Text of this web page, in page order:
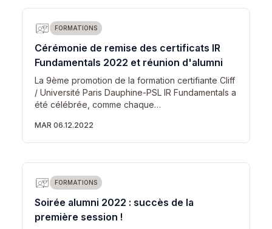
FORMATIONS
Cérémonie de remise des certificats IR
Fundamentals 2022 et réunion d'alumni
La 9ème promotion de la formation certifiante Cliff
/ Université Paris Dauphine-PSL IR Fundamentals a
été célébrée, comme chaque…
MAR 06.12.2022
FORMATIONS
Soirée alumni 2022 : succès de la
première session !